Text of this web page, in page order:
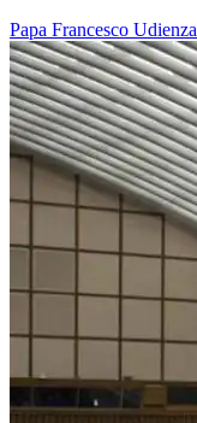
Papa Francesco Udienza